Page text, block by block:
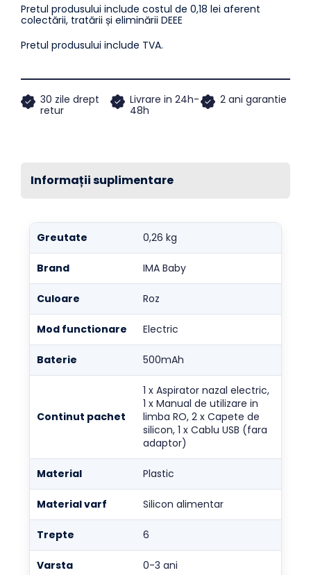
Pretul produsului include costul de 0,18 lei aferent
colectării, tratării și eliminării DEEE
Pretul produsului include TVA.
30 zile drept
retur
Livrare in 24h-
48h
2 ani garantie
Informații suplimentare
Greutate 0,26 kg
Brand IMA Baby
Culoare Roz
Mod functionare Electric
Baterie 500mAh
Continut pachet
1 x Aspirator nazal electric,
1 x Manual de utilizare in
limba RO, 2 x Capete de
silicon, 1 x Cablu USB (fara
adaptor)
Material Plastic
Material varf Silicon alimentar
Trepte 6
Varsta 0-3 ani